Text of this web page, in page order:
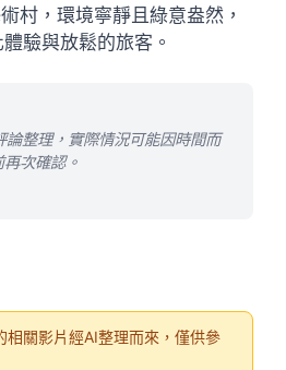
村，環境寧靜且綠意盎然，
驗與放鬆的旅客。
論整理，實際情況可能因時間而
次確認。
相關影片經AI整理而來，僅供參